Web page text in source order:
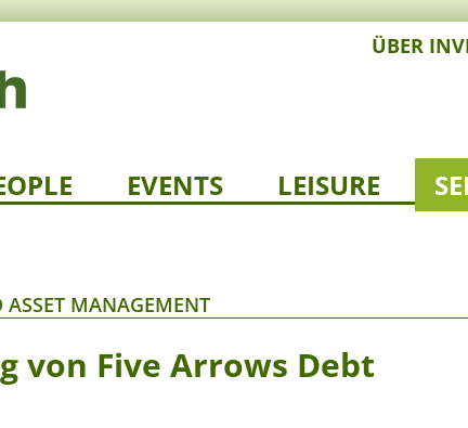
ÜBER
EVENTS LEISURE
MANAGEMENT
von Five Arrows Debt